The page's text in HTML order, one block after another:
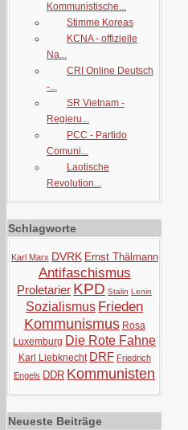
Kommunistische...
Stimme Koreas
KCNA - offizielle
Na...
CRI Online Deutsch
-...
SR Vietnam -
Regieru...
PCC - Partido
Comuni...
Laotische
Revolution...
Schlagworte
Karl Marx DVRK Ernst Thälmann
Antifaschismus
Proletarier KPD Stalin Lenin
Sozialismus Frieden
Kommunismus Rosa
Luxemburg Die Rote Fahne
Karl Liebknecht DRF Friedrich
Engels DDR Kommunisten
Neueste Beiträge